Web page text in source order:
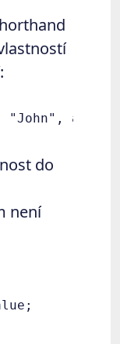
do
není